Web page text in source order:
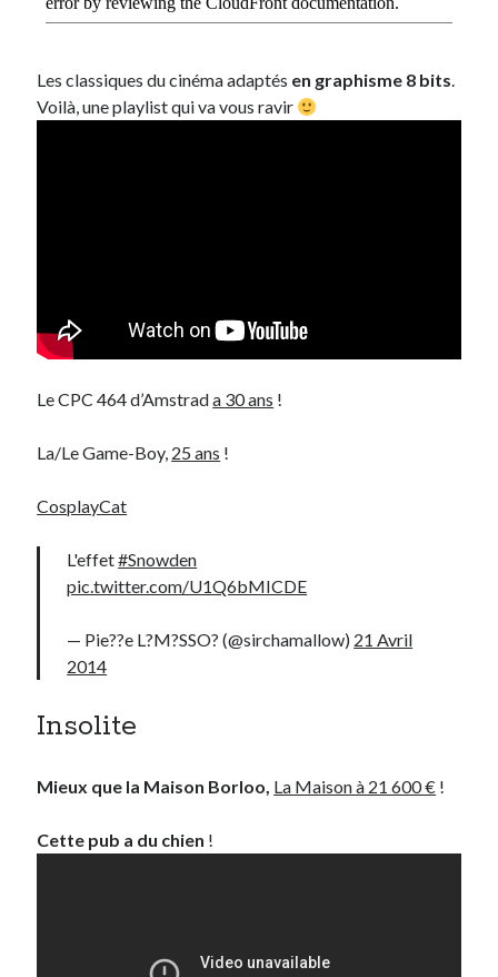
Les classiques du cinéma adaptés en graphisme 8 bits.
Voilà, une playlist qui va vous ravir
Le CPC 464 d’Amstrada 30 ans !
La/Le Game-Boy, 25 ans !
CosplayCat
L'effet#Snowden
pic.twitter.com/U1Q6bMICDE
— Pie??e L?M?SSO? (@sirchamallow) 21 Avril
2014
Insolite
Mieux que la Maison Borloo, La Maison à 21 600 € !
Cette pub a du chien !